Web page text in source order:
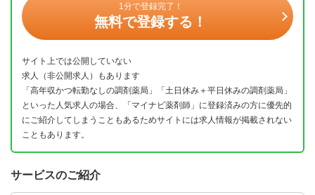
1分で登録完了！
無料で登録する！
サイト上では公開していない
求人（非公開求人）もあります
「高年収かつ転勤なしの調剤薬局」「土日休み＋平日休みの調剤薬局」
といった人気求人の場合、「マイナビ薬剤師」に登録済みの方に優先的
にご紹介してしまうこともあるためサイトには求人情報が掲載されない
こともあります。
サービスのご紹介